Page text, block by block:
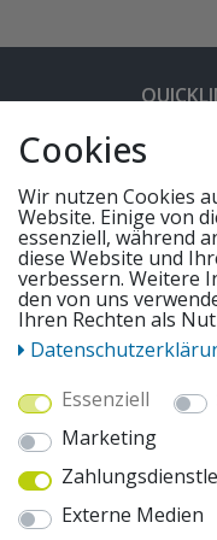
Kunden-
Marken
FAQ
Widerruf
©
* Alle
"Sofort
Cookies
Wir nutzen Cookies
Website. Einige von
essenziell, während
diese Website und
verbessern. Weitere
den von uns
Ihren Rechten als
Essenziell
Marketing
Externe Medien